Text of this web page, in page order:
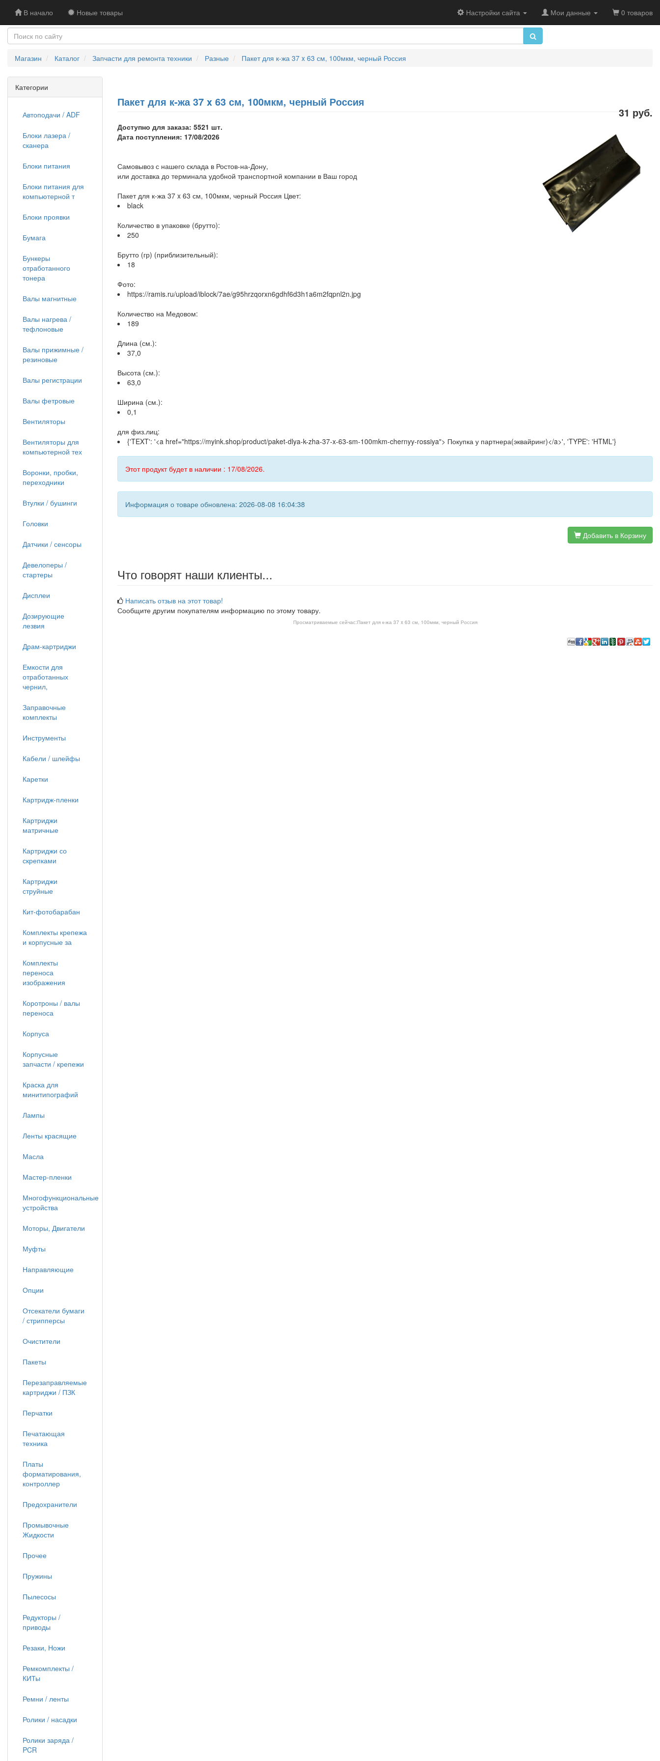
В начало Новые товары Настройки сайта Мои данные 0 товаров
Магазин Каталог Запчасти для ремонта техники Разные Пакет для к-жа 37 x 63 см, 100мкм, черный Россия
Пакет для к-жа 37 x 63 см, 100мкм, черный Россия
31 руб.
Доступно для заказа: 5521 шт.
Дата поступления: 17/08/2026
Самовывоз с нашего склада в Ростов-на-Дону,
или доставка до терминала удобной транспортной компании в Ваш город
Пакет для к-жа 37 x 63 см, 100мкм, черный Россия Цвет:
black
Количество в упаковке (брутто):
250
Брутто (гр) (приблизительный):
18
Фото:
https://ramis.ru/upload/iblock/7ae/g95hrzqorxn6gdhf6d3h1a6m2fqpnl2n.jpg
Количество на Медовом:
189
Длина (см.):
37,0
Высота (см.):
63,0
Ширина (см.):
0,1
для физ.лиц:
{'TEXT': '<a href="https://myink.shop/product/paket-dlya-k-zha-37-x-63-sm-100mkm-chernyy-rossiya"> Покупка у партнера(эквайринг)</a>', 'TYPE': 'HTML'}
Этот продукт будет в наличии : 17/08/2026.
Информация о товаре обновлена: 2026-08-08 16:04:38
Добавить в Корзину
Что говорят наши клиенты...
Написать отзыв на этот товар!
Сообщите другим покупателям информацию по этому товару.
Просматриваемые сейчас:Пакет для к-жа 37 x 63 см, 100мкм, черный Россия
Категории
Автоподачи / ADF
Блоки лазера /
сканера
Блоки питания
Блоки питания для
компьютерной т
Блоки проявки
Бумага
Бункеры
отработанного
тонера
Валы магнитные
Валы нагрева /
тефлоновые
Валы прижимные /
резиновые
Валы регистрации
Валы фетровые
Вентиляторы
Вентиляторы для
компьютерной тех
Воронки, пробки,
переходники
Втулки / бушинги
Головки
Датчики / сенсоры
Девелоперы /
стартеры
Дисплеи
Дозирующие
лезвия
Драм-картриджи
Емкости для
отработанных
чернил,
Заправочные
комплекты
Инструменты
Кабели / шлейфы
Каретки
Картридж-пленки
Картриджи
матричные
Картриджи со
скрепками
Картриджи
струйные
Кит-фотобарабан
Комплекты крепежа
и корпусные за
Комплекты
переноса
изображения
Коротроны / валы
переноса
Корпуса
Корпусные
запчасти / крепежи
Краска для
минитипографий
Лампы
Ленты красящие
Масла
Мастер-пленки
Многофункциональные
устройства
Моторы, Двигатели
Муфты
Направляющие
Опции
Отсекатели бумаги
/ стрипперсы
Очистители
Пакеты
Перезаправляемые
картриджи / ПЗК
Перчатки
Печатающая
техника
Платы
форматирования,
контроллер
Предохранители
Промывочные
Жидкости
Прочее
Пружины
Пылесосы
Редукторы /
приводы
Резаки, Ножи
Ремкомплекты /
КИТы
Ремни / ленты
Ролики / насадки
Ролики заряда /
PCR